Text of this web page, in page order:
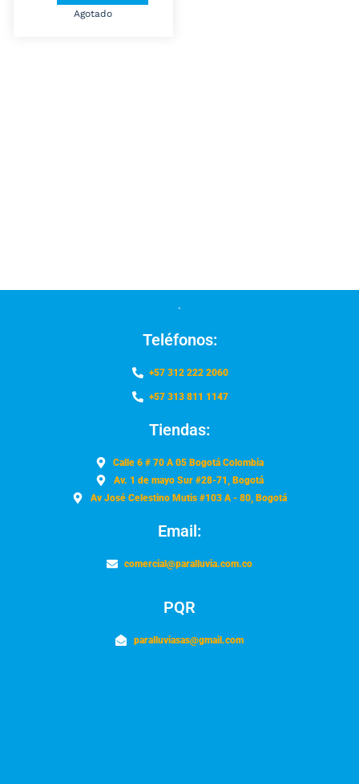
Agotado
Teléfonos:
+57 312 222 2060
+57 313 811 1147
Tiendas:
Calle 6 # 70 A 05 Bogotá Colombia
Av. 1 de mayo Sur #28-71, Bogotá
Av José Celestino Mutis #103 A - 80, Bogotá
Email:
comercial@paralluvia.com.co
PQR
paralluviasas@gmail.com